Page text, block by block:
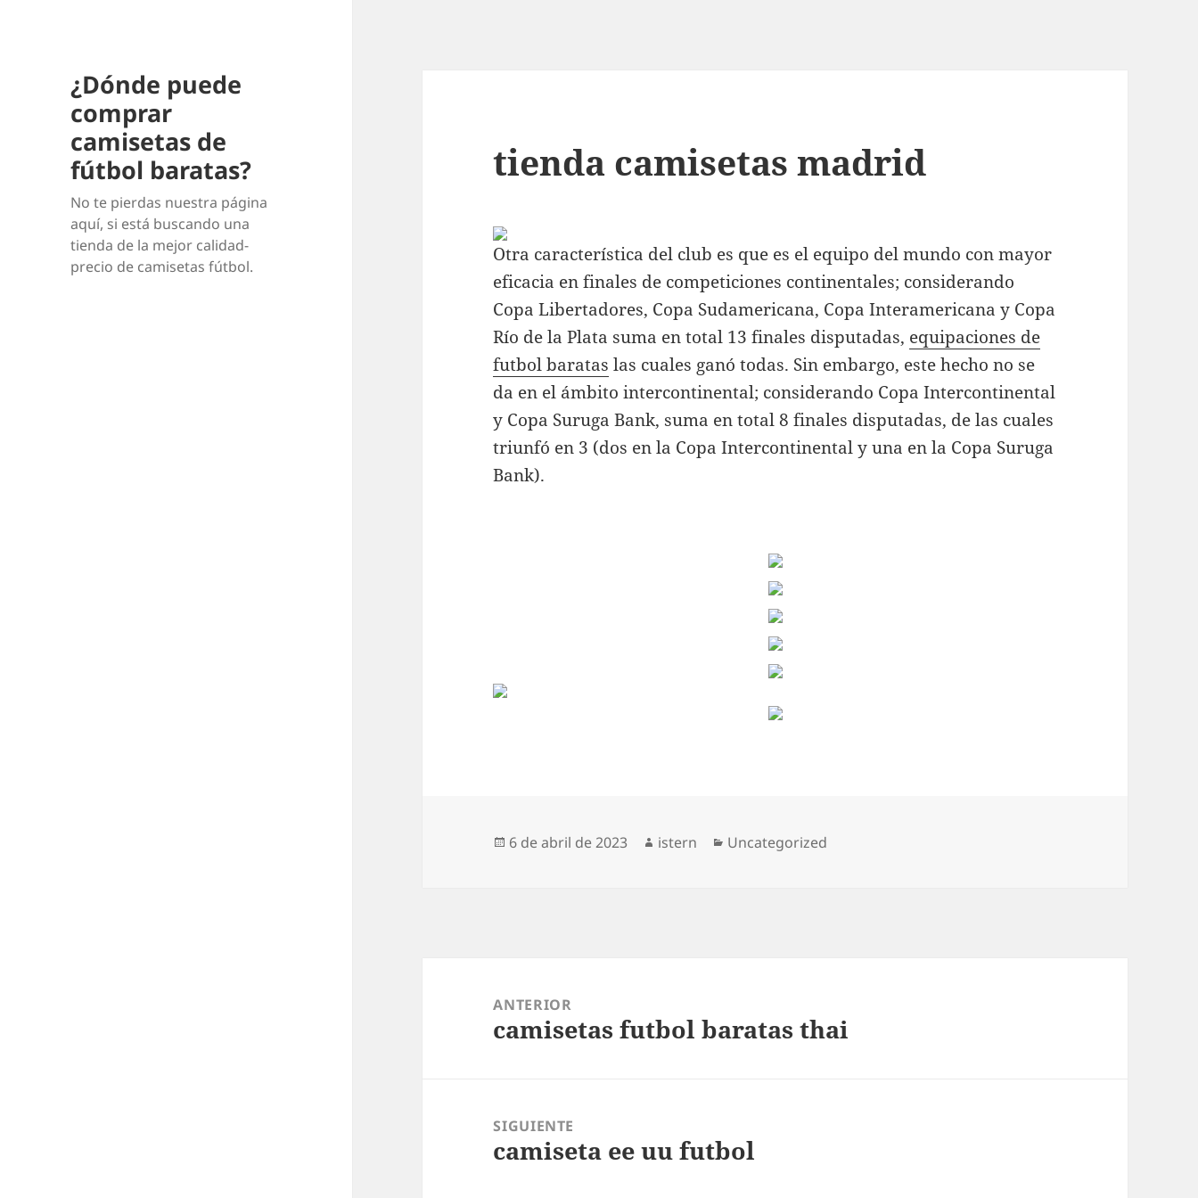
¿Dónde puede
comprar
camisetas de
fútbol baratas?
No te pierdas nuestra página
aquí, si está buscando una
tienda de la mejor calidad-
precio de camisetas fútbol.
tienda camisetas madrid
Otra característica del club es que es el equipo del mundo con mayor
eficacia en finales de competiciones continentales; considerando
Copa Libertadores, Copa Sudamericana, Copa Interamericana y Copa
Río de la Plata suma en total 13 finales disputadas, equipaciones de
futbol baratas las cuales ganó todas. Sin embargo, este hecho no se
da en el ámbito intercontinental; considerando Copa Intercontinental
y Copa Suruga Bank, suma en total 8 finales disputadas, de las cuales
triunfó en 3 (dos en la Copa Intercontinental y una en la Copa Suruga
Bank).
Publicado
6 de abril de 2023 Autor
istern Categorías
Uncategorized
entradas
ANTERIOR
Entrada
camisetas futbol baratas thai
SIGUIENTE
Entrada
camiseta ee uu futbol